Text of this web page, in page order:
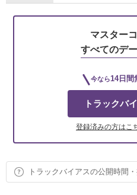
マスター
すべてのデ
今なら14日間
トラックバ
登録済みの方はこ
トラックバイアスの公開時間